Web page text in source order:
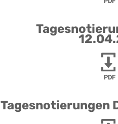
PDF
Tagesnotierungen